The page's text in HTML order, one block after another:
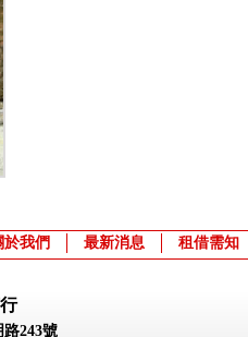
於我們 最新消息 租借需知
243號